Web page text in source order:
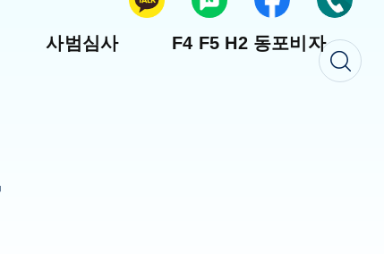
사범심사 F4 F5 H2 동포비자